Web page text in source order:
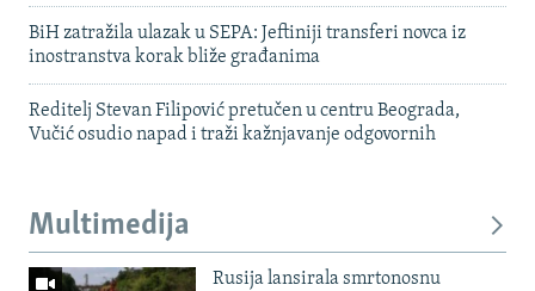
BiH zatražila ulazak u SEPA: Jeftiniji transferi novca iz
inostranstva korak bliže građanima
Reditelj Stevan Filipović pretučen u centru Beograda,
Vučić osudio napad i traži kažnjavanje odgovornih
Multimedija
Rusija lansirala smrtonosnu